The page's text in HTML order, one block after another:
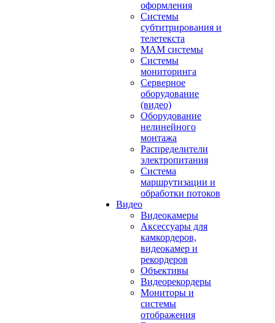
оформления
Системы
субтитрирования и
телетекста
MAM системы
Системы
мониторинга
Серверное
оборудование
(видео)
Оборудование
нелинейного
монтажа
Распределители
электропитания
Система
маршрутизации и
обработки потоков
Видео
Видеокамеры
Аксессуары для
камкордеров,
видеокамер и
рекордеров
Объективы
Видеорекордеры
Мониторы и
системы
отображения